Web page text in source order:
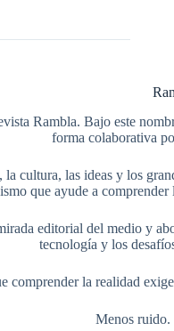
Rambla. Bajo este
forma colaborativa
cultura, las ideas y los
que ayude a
editorial del medio y
tecnología y los
comprender la realidad
Menos ruido.